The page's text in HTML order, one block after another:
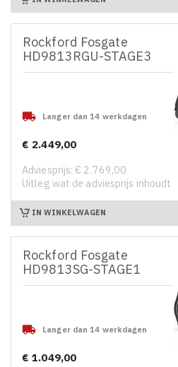
Rockford Fosgate
HD9813RGU-STAGE3
 Langer dan 14 werkdagen
Prijs
€ 2.449,00
Adviesprijs: € 2.769,00
Uitleg wat de adviesprijs inhoudt
IN WINKELWAGEN
Rockford Fosgate
HD9813SG-STAGE1
 Langer dan 14 werkdagen
Prijs
€ 1.049,00